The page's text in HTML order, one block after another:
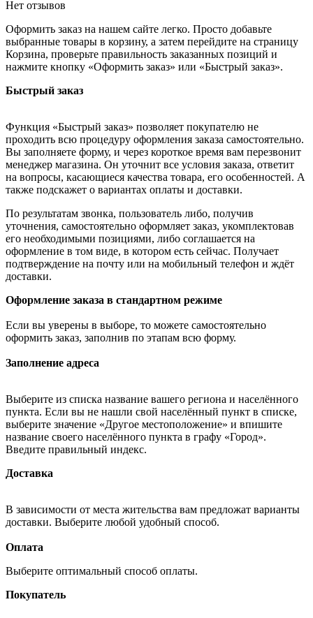
Нет отзывов
Оформить заказ на нашем сайте легко. Просто добавьте
выбранные товары в корзину, а затем перейдите на страницу
Корзина, проверьте правильность заказанных позиций и
нажмите кнопку «Оформить заказ» или «Быстрый заказ».
Быстрый заказ
Функция «Быстрый заказ» позволяет покупателю не
проходить всю процедуру оформления заказа самостоятельно.
Вы заполняете форму, и через короткое время вам перезвонит
менеджер магазина. Он уточнит все условия заказа, ответит
на вопросы, касающиеся качества товара, его особенностей. А
также подскажет о вариантах оплаты и доставки.
По результатам звонка, пользователь либо, получив
уточнения, самостоятельно оформляет заказ, укомплектовав
его необходимыми позициями, либо соглашается на
оформление в том виде, в котором есть сейчас. Получает
подтверждение на почту или на мобильный телефон и ждёт
доставки.
Оформление заказа в стандартном режиме
Если вы уверены в выборе, то можете самостоятельно
оформить заказ, заполнив по этапам всю форму.
Заполнение адреса
Выберите из списка название вашего региона и населённого
пункта. Если вы не нашли свой населённый пункт в списке,
выберите значение «Другое местоположение» и впишите
название своего населённого пункта в графу «Город».
Введите правильный индекс.
Доставка
В зависимости от места жительства вам предложат варианты
доставки. Выберите любой удобный способ.
Оплата
Выберите оптимальный способ оплаты.
Покупатель